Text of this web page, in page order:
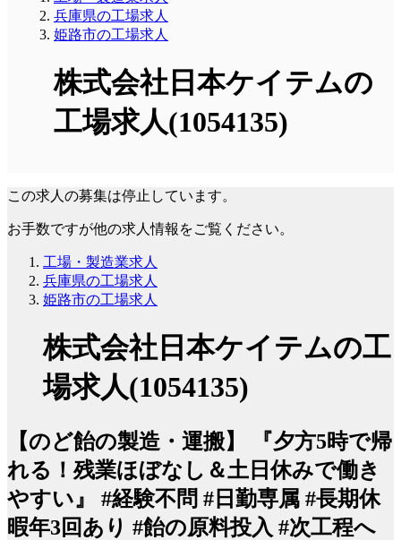
兵庫県の工場求人
姫路市の工場求人
株式会社日本ケイテムの
工場求人(1054135)
この求人の募集は停止しています。
お手数ですが他の求人情報をご覧ください。
工場・製造業求人
兵庫県の工場求人
姫路市の工場求人
株式会社日本ケイテムの工
場求人(1054135)
【のど飴の製造・運搬】 『夕方5時で帰
れる！残業ほぼなし＆土日休みで働き
やすい』 #経験不問 #日勤専属 #長期休
暇年3回あり #飴の原料投入 #次工程へ